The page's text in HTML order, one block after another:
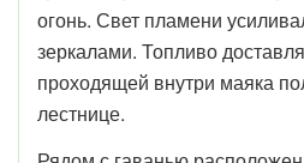
огонь. Свет пламени
зеркалами. Топливо
проходящей внутри маяка
лестнице.